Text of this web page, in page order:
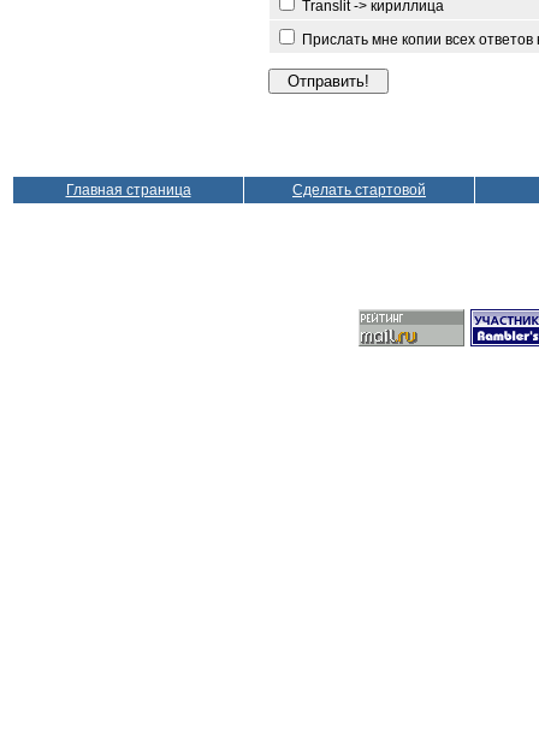
Translit -> кириллица
Прислать мне копии всех
Главная страница Сделать стартовой